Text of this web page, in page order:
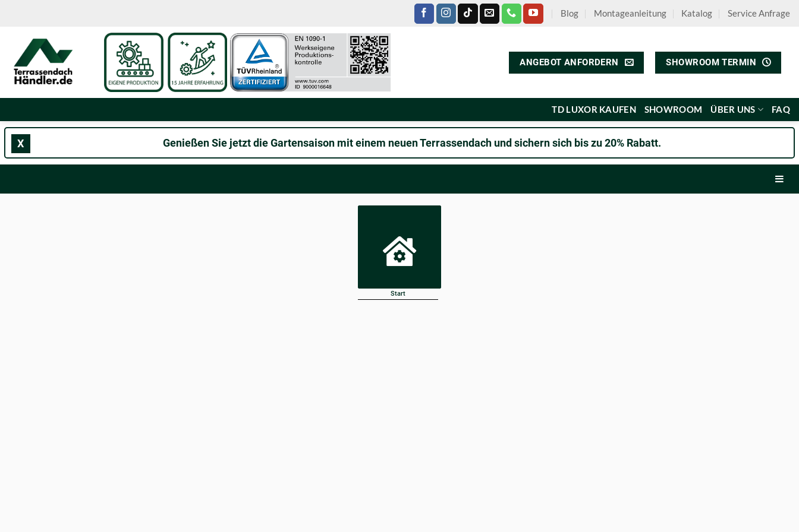
springen
Blog Montageanleitung Katalog Service Anfrage
ANGEBOT ANFORDERN SHOWROOM TERMIN
TD LUXOR KAUFEN SHOWROOM ÜBER UNS FAQ
X Genießen Sie jetzt die Gartensaison mit einem neuen Terrassendach und sichern sich bis zu 20% Rabatt.
Start